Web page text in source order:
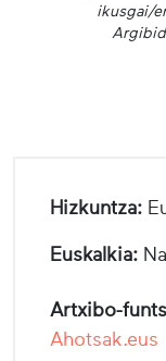
ikusgai/
Hizkuntza:
Euskalkia:
Artxibo-
Ahotsak.eus